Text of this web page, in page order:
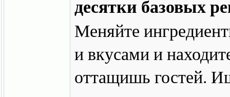
десятки базовых
Меняйте
и вкусами и
оттащишь гостей.